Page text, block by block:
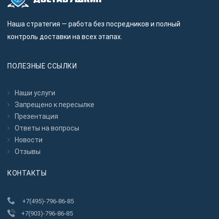
Наша стратегия — работа без посредников и полный
контроль доставки на всех этапах.
ПОЛЕЗНЫЕ ССЫЛКИ
Наши услуги
Запрещено к пересылкe
Презентация
Ответы на вопросы
Новости
Отзывы
КОНТАКТЫ
+7(495)-796-86-85
+7(903)-796-86-85